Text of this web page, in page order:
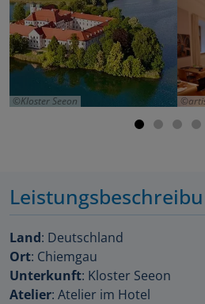
Kloster Seeon
Land: Deutschland
Ort: Chiemgau
Unterkunft: Kloster Seeon
Atelier: Atelier im Hotel